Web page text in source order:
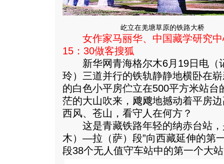
屹立在羌塘草原的铁路大桥
女作家马丽华、中国藏学研究
15：30做客搜狐
新华网青海格尔木6月19日电（
玲）三道并行的铁轨静静地横卧在
的白色小平房伫立在500平方米站台
茫的大山吹来，飕飕地撼动着平房
西风、苍山，看守人在何方？
这是青藏铁路年轻的纳赤台站，
木）—拉（萨）段”向西藏延伸的第
段38个无人值守车站中的第一个大